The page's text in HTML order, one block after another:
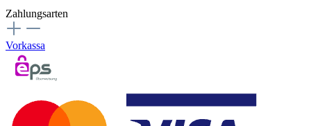
Zahlungsarten
Vorkassa